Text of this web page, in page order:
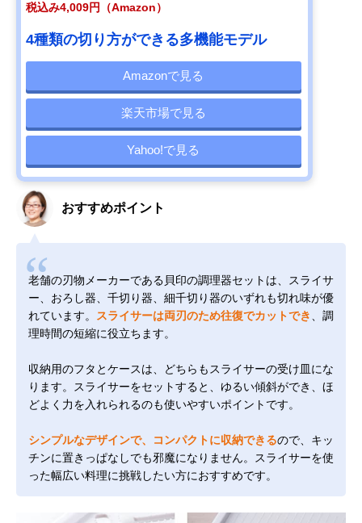
ル スパイラルスラ
税込み4,009円（Amazon）
4種類の切り方ができる多機能モデル
Amazonで見る
楽天市場で見る
Yahoo!で見る
おすすめポイント
老舗の刃物メーカーである貝印の調理器セットは、スライサ
ー、おろし器、千切り器、細千切り器のいずれも切れ味が優
れています。
スライサーは両刃のため往復でカットでき
、調
理時間の短縮に役立ちます。
収納用のフタとケースは、どちらもスライサーの受け皿にな
ります。スライサーをセットすると、ゆるい傾斜ができ、ほ
どよく力を入れられるのも使いやすいポイントです。
シンプルなデザインで、コンパクトに収納できるので、キッ
チンに置きっぱなしでも邪魔になりません。スライサーを使
った幅広い料理に挑戦したい方におすすめです。